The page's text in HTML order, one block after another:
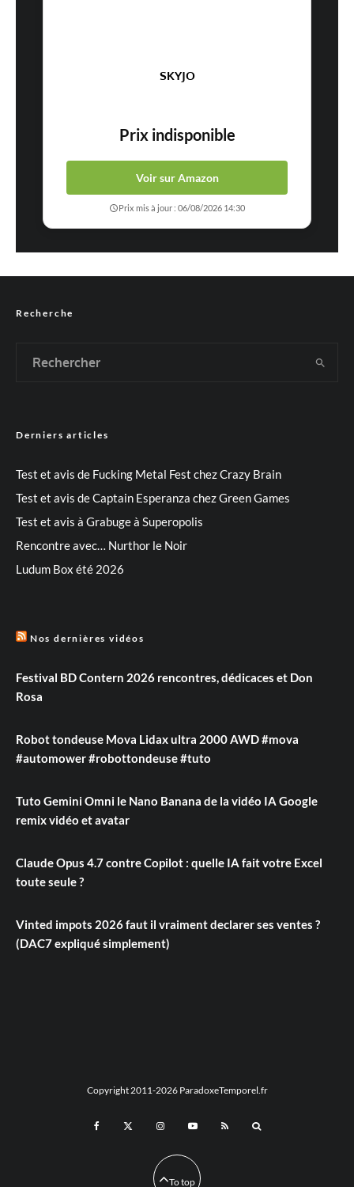
SKYJO
Prix indisponible
Voir sur Amazon
Prix mis à jour : 06/08/2026 14:30
Recherche
Derniers articles
Test et avis de Fucking Metal Fest chez Crazy Brain
Test et avis de Captain Esperanza chez Green Games
Test et avis à Grabuge à Superopolis
Rencontre avec… Nurthor le Noir
Ludum Box été 2026
Nos dernières vidéos
Festival BD Contern 2026 rencontres, dédicaces et Don
Rosa
Robot tondeuse Mova Lidax ultra 2000 AWD #mova
#automower #robottondeuse #tuto
Tuto Gemini Omni le Nano Banana de la vidéo IA Google
remix vidéo et avatar
Claude Opus 4.7 contre Copilot : quelle IA fait votre Excel
toute seule ?
Vinted impots 2026 faut il vraiment declarer ses ventes ?
(DAC7 expliqué simplement)
Copyright 2011-2026 ParadoxeTemporel.fr
To top